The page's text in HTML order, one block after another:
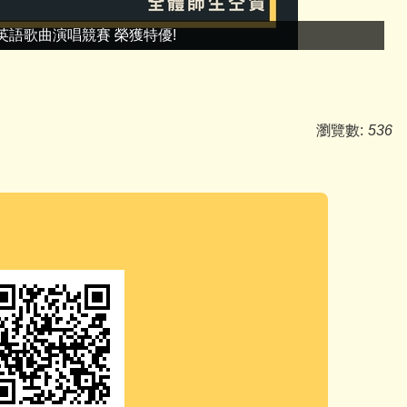
語歌曲演唱競賽 榮獲特優!
瀏覽數: 536